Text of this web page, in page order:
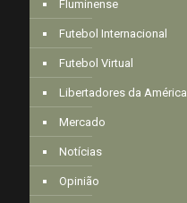
Fluminense
Futebol Internacional
Futebol Virtual
Libertadores da América
Mercado
Notícias
Opinião